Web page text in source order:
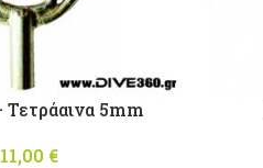
5mm
11,00 €